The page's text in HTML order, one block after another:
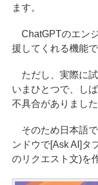
ます。
ChatGPTのエン
援してくれる機能で
ただし、実際に
いまひとつで、し
不具合がありました
そのため日本語で
ンドウで[Ask AI]タ
のリクエスト文)を